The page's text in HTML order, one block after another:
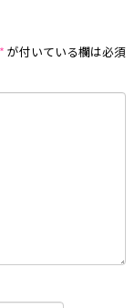
* が付いている欄は必須